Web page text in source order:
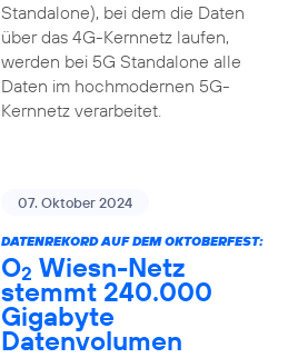
Standalone), bei dem die Daten
über das 4G-Kernnetz laufen,
werden bei 5G Standalone alle
Daten im hochmodernen 5G-
Kernnetz verarbeitet.
07. Oktober 2024
DATENREKORD AUF DEM OKTOBERFEST:
O2 Wiesn-Netz
stemmt 240.000
Gigabyte
Datenvolumen